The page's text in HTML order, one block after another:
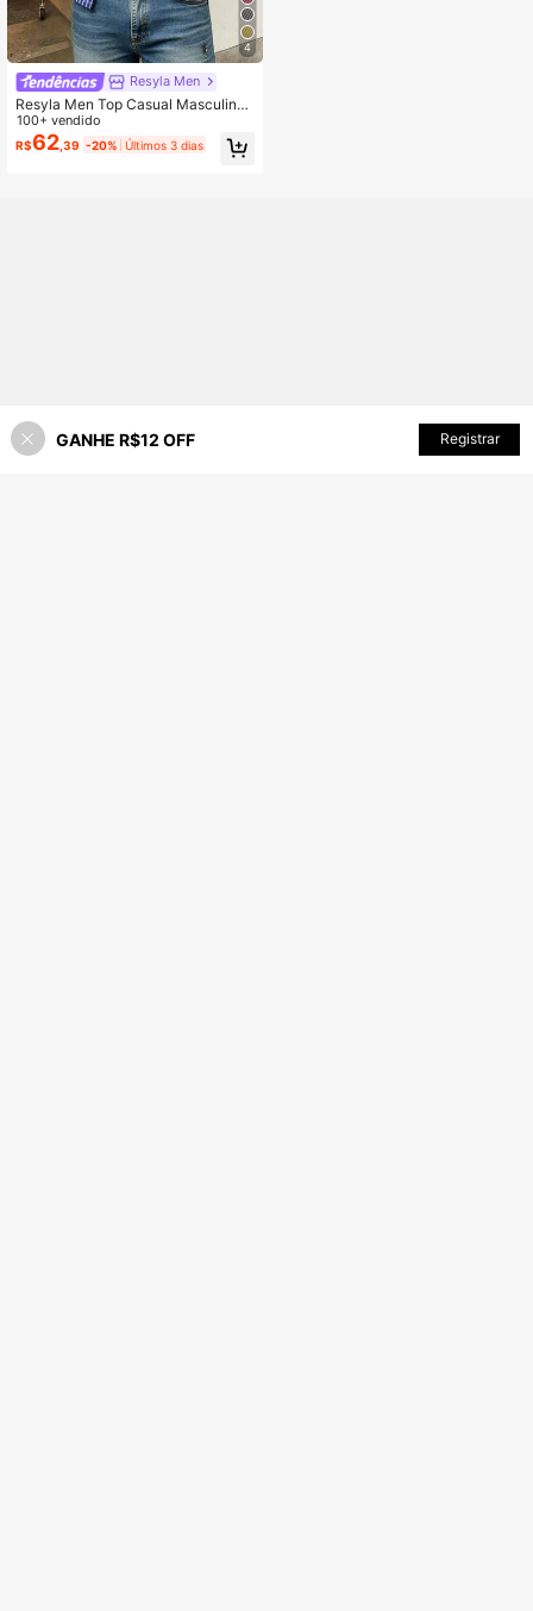
4
Resyla Men
Resyla Men Top Casual Masculina
de Manga Curta com Botões na Fre
nte, Estampa Xadrez, para Uso Diári
o
100+ vendido
R$62 ,39 -20% Últimos 3 dias
ADICIONAR AO CARRINHO
GANHE R$12 OFF Registrar